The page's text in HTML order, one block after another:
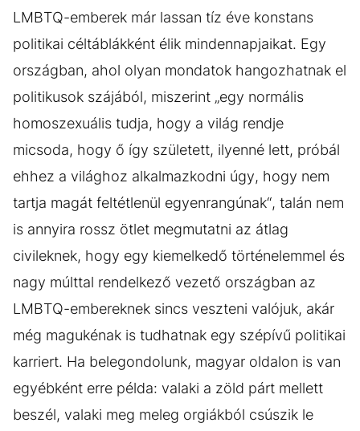
LMBTQ-emberek már lassan tíz éve konstans
politikai céltáblákként élik mindennapjaikat. Egy
országban, ahol olyan mondatok hangozhatnak el
politikusok szájából, miszerint „egy normális
homoszexuális tudja, hogy a világ rendje
micsoda, hogy ő így született, ilyenné lett, próbál
ehhez a világhoz alkalmazkodni úgy, hogy nem
tartja magát feltétlenül egyenrangúnak“, talán nem
is annyira rossz ötlet megmutatni az átlag
civileknek, hogy egy kiemelkedő történelemmel és
nagy múlttal rendelkező vezető országban az
LMBTQ-embereknek sincs veszteni valójuk, akár
még magukénak is tudhatnak egy szépívű politikai
karriert. Ha belegondolunk, magyar oldalon is van
egyébként erre példa: valaki a zöld párt mellett
beszél, valaki meg meleg orgiákból csúszik le